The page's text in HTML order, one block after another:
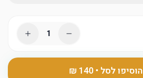
1
הוסיפו לסל •
‏140 ₪